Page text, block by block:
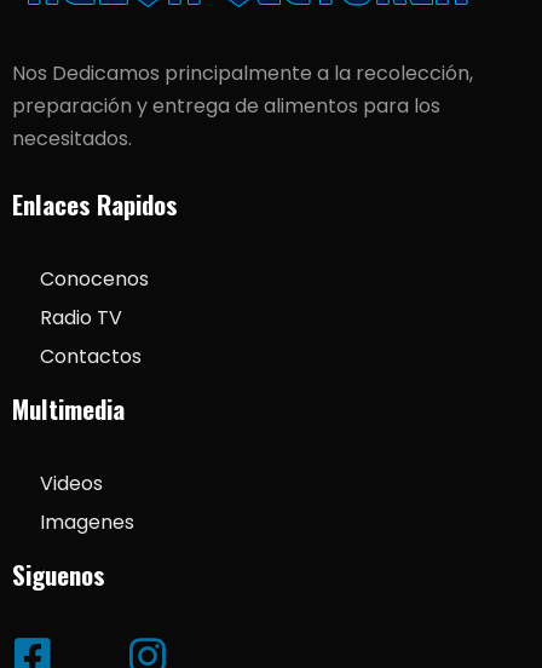
Nos Dedicamos principalmente a la recolección,
preparación y entrega de alimentos para los
necesitados.
Enlaces Rapidos
Conocenos
Radio TV
Contactos
Multimedia
Videos
Imagenes
Siguenos